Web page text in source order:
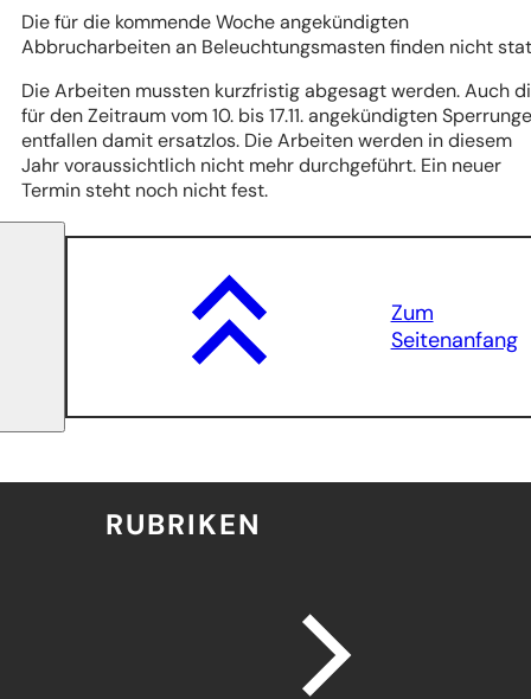
Die für die kommende Woche angekündigten
Abbrucharbeiten an Beleuchtungsmasten finden nicht
Die Arbeiten mussten kurzfristig abgesagt werden. Auch
für den Zeitraum vom 10. bis 17.11. angekündigten
entfallen damit ersatzlos. Die Arbeiten werden in diesem
Jahr voraussichtlich nicht mehr durchgeführt. Ein neuer
Termin steht noch nicht fest.
Zum
Seitenanfang
RUBRIKEN